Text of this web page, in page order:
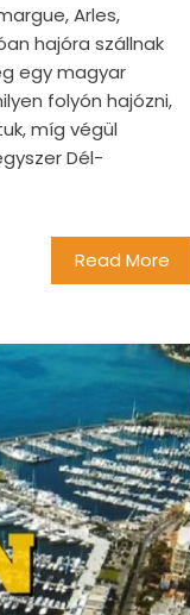
Arles,
hajóra szállnak
egy magyar
folyón hajózni,
míg végül
Dél-
Read More